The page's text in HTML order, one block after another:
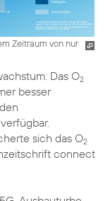
Zeitraum von nur
Das O2
besser
sich das O2
connect